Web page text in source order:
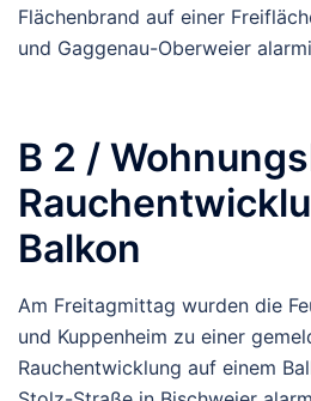
Flächenbrand auf einer
und Gaggenau-Oberweier
B 2 /
Balkon
Am Freitagmittag wurden die
und Kuppenheim zu einer
Rauchentwicklung auf einem